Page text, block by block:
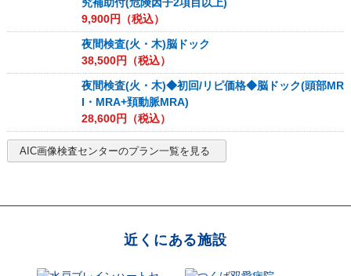
究補助付(危険因子2項目以上)
9,900円（税込）
夜間検査(火・木)脳ドック
38,500円（税込）
夜間検査(火・木)◆初回/リピ価格◆脳ドック(頭部MR
I・MRA+頚動脈MRA)
28,600円（税込）
AIC画像検査センターのプラン一覧を見る
近くにある施設